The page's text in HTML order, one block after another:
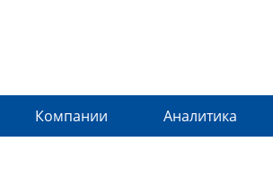
Компании Аналитика